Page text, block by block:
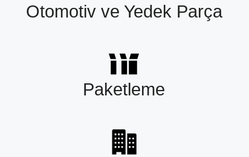
Otomotiv ve Yedek Parça
Paketleme